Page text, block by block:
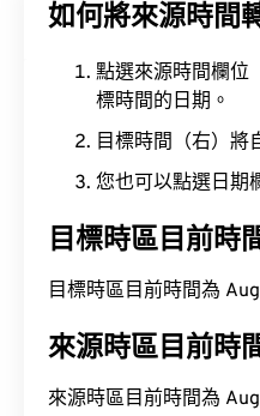
如何將來源時間
點選來源時間欄位
標時間的日期。
目標時間（右）將
您也可以點選日期
目標時區目前時
目標時區目前時間為
來源時區目前時
來源時區目前時間為